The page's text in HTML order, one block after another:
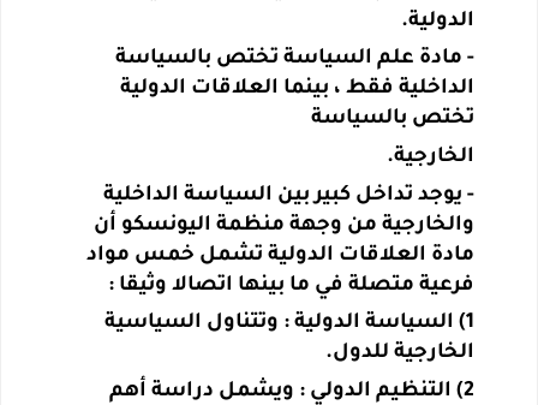
الدولية.
- مادة علم السياسة تختص بالسياسة
الداخلية فقط ، بينما العلاقات الدولية
تختص بالسياسة
الخارجية.
- يوجد تداخل كبير بين السياسة الداخلية
والخارجية من وجهة منظمة اليونسكو أن
مادة العلاقات الدولية تشمل خمس مواد
فرعية متصلة في ما بينها اتصالا وثيقا :
1) السياسة الدولية : وتتناول السياسية
الخارجية للدول.
2) التنظيم الدولي : ويشمل دراسة أهم